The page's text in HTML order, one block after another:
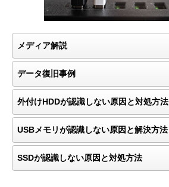
メディア解説
データ復旧事例
外付けHDDが認識しない原因と対処方法
USBメモリが認識しない原因と解決方法
SSDが認識しない原因と対処方法